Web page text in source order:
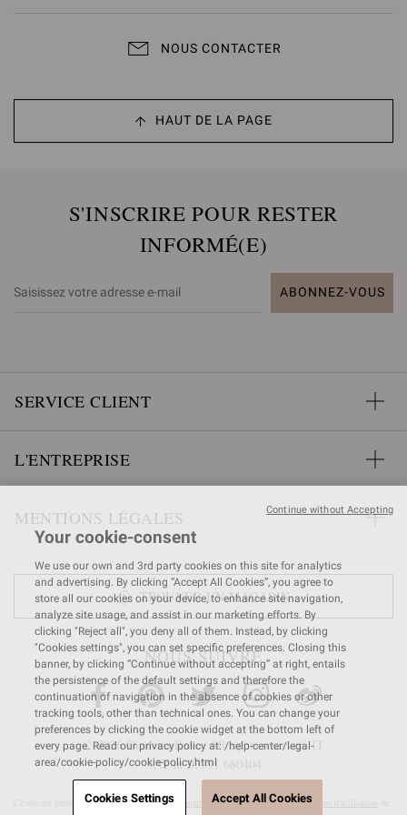
NOUS CONTACTER
HAUT DE LA PAGE
S'INSCRIRE POUR RESTER
INFORMÉ(E)
ABONNEZ-VOUS
SERVICE CLIENT
L'ENTREPRISE
MENTIONS LÉGALES
TROUVER UN MAGASIN
NOUS SUIVRE
© 2026 Gianvito Rossi. All rights reserved. IT
VAT nr 03591 680404
Ce site est protégé par reCAPTCHA et laPolitique de confidentialité et lesConditions d'utilisation
Your cookie-consent
We use our own and 3rd party cookies on this site for analytics
and advertising. By clicking “Accept All Cookies”, you agree to
store all our cookies on your device, to enhance site navigation,
analyze site usage, and assist in our marketing efforts. By
clicking "Reject all", you deny all of them. Instead, by clicking
"Cookies settings", you can set specific preferences. Closing this
banner, by clicking “Continue without accepting” at right, entails
the persistence of the default settings and therefore the
continuation of navigation in the absence of cookies or other
tracking tools, other than technical ones. You can change your
preferences by clicking the cookie widget at the bottom left of
every page. Read our privacy policy at: /help-center/legal-
area/cookie-policy/cookie-policy.html
Cookies Settings Accept All Cookies
Continue without Accepting